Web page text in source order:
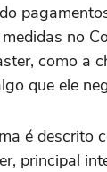
no
como a
que ele
é descrito
principal